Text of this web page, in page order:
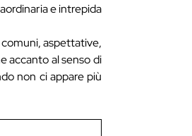
e intrepida
comuni, aspettative,
accanto al senso di
non ci appare più